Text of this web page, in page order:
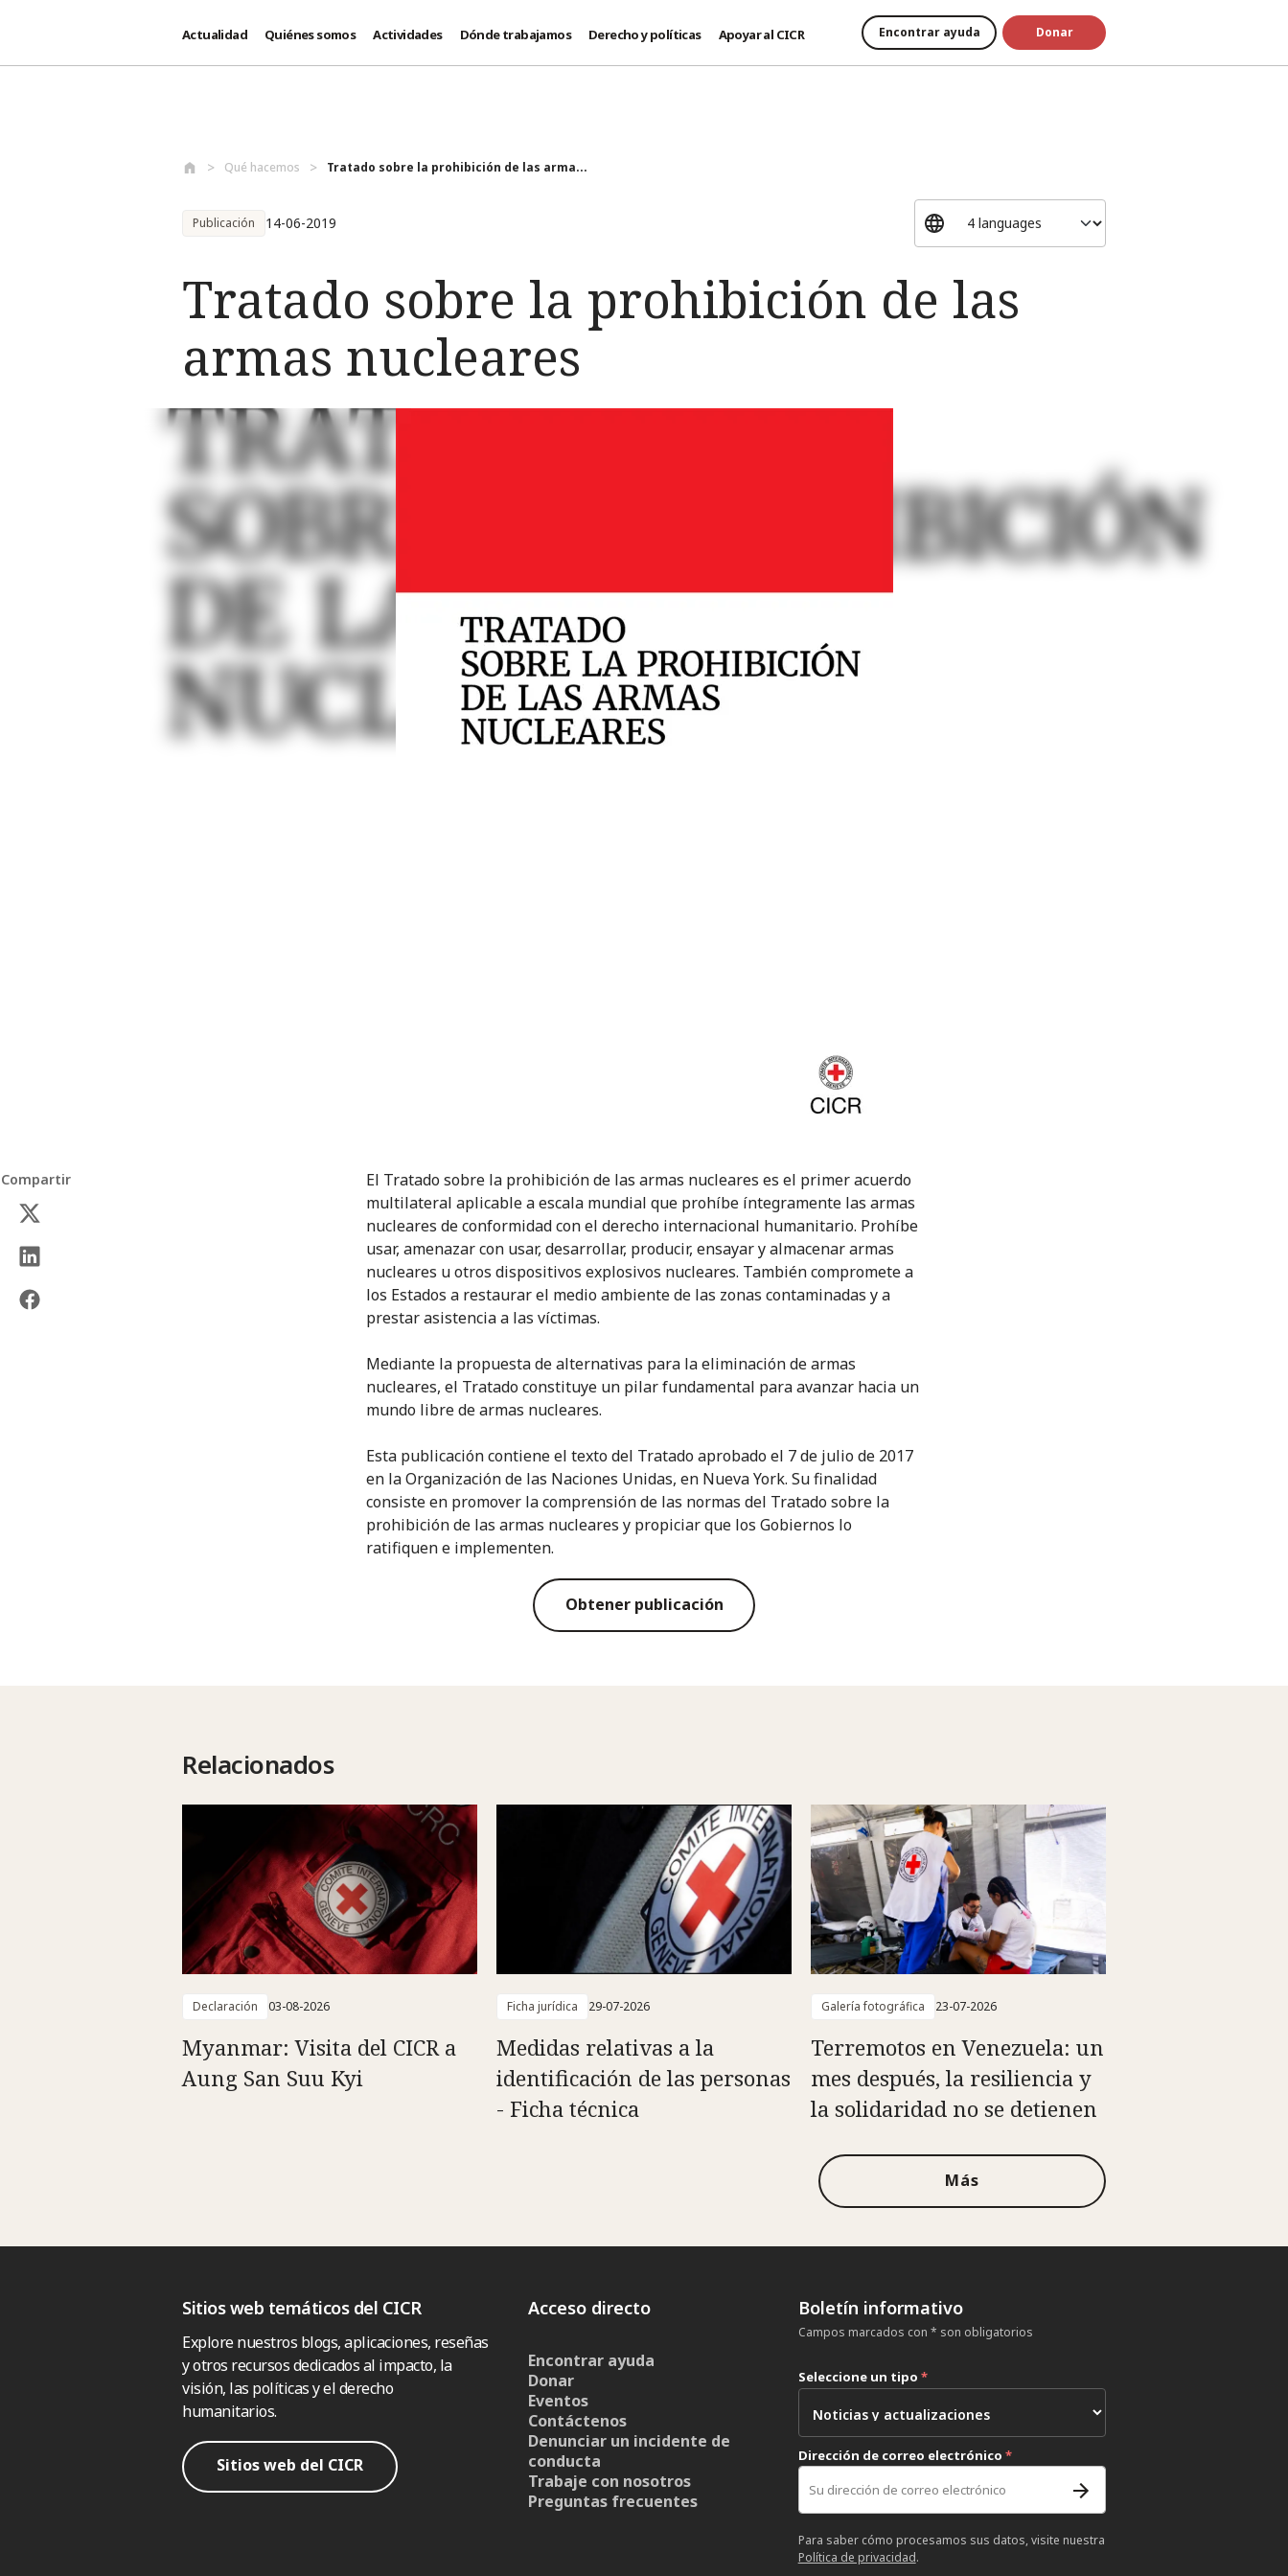
Actualidad Quiénes somos Actividades Dónde trabajamos Derecho y políticas Apoyar al CICR Encontrar ayuda Donar
Qué hacemos Tratado sobre la prohibición de las arma...
Publicación 14-06-2019
Tratado sobre la prohibición de las
armas nucleares
Compartir
El Tratado sobre la prohibición de las armas nucleares es el primer acuerdo
multilateral aplicable a escala mundial que prohíbe íntegramente las armas
nucleares de conformidad con el derecho internacional humanitario. Prohíbe
usar, amenazar con usar, desarrollar, producir, ensayar y almacenar armas
nucleares u otros dispositivos explosivos nucleares. También compromete a
los Estados a restaurar el medio ambiente de las zonas contaminadas y a
prestar asistencia a las víctimas.
Mediante la propuesta de alternativas para la eliminación de armas
nucleares, el Tratado constituye un pilar fundamental para avanzar hacia un
mundo libre de armas nucleares.
Esta publicación contiene el texto del Tratado aprobado el 7 de julio de 2017
en la Organización de las Naciones Unidas, en Nueva York. Su finalidad
consiste en promover la comprensión de las normas del Tratado sobre la
prohibición de las armas nucleares y propiciar que los Gobiernos lo
ratifiquen e implementen.
Obtener publicación
Relacionados
Declaración 03-08-2026
Myanmar: Visita del CICR a
Aung San Suu Kyi
Ficha jurídica 29-07-2026
Medidas relativas a la
identificación de las personas
- Ficha técnica
Galería fotográfica 23-07-2026
Terremotos en Venezuela: un
mes después, la resiliencia y
la solidaridad no se detienen
Más
Sitios web temáticos del CICR
Explore nuestros blogs, aplicaciones, reseñas
y otros recursos dedicados al impacto, la
visión, las políticas y el derecho
humanitarios.
Sitios web del CICR
Acceso directo
Encontrar ayuda
Donar
Eventos
Contáctenos
Denunciar un incidente de
conducta
Trabaje con nosotros
Preguntas frecuentes
Boletín informativo
Campos marcados con * son obligatorios
Seleccione un tipo *
Dirección de correo electrónico *
Para saber cómo procesamos sus datos, visite nuestra
Política de privacidad.